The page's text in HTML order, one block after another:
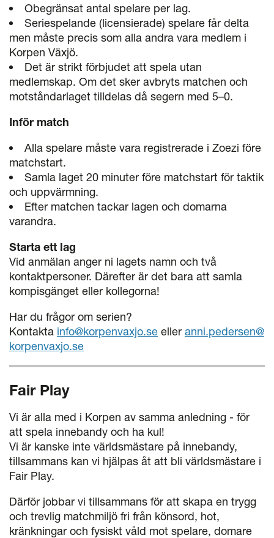
Obegränsat antal spelare per lag.
Seriespelande (licensierade) spelare får delta
men måste precis som alla andra vara medlem i
Korpen Växjö.
Det är strikt förbjudet att spela utan
medlemskap. Om det sker avbryts matchen och
motståndarlaget tilldelas då segern med 5–0.
Inför match
Alla spelare måste vara registrerade i Zoezi före
matchstart.
Samla laget 20 minuter före matchstart för taktik
och uppvärmning.
Efter matchen tackar lagen och domarna
varandra.
Starta ett lag
Vid anmälan anger ni lagets namn och två
kontaktpersoner. Därefter är det bara att samla
kompisgänget eller kollegorna!
Har du frågor om serien?
Kontakta info@korpenvaxjo.se eller anni.pedersen@
korpenvaxjo.se
Fair Play
Vi är alla med i Korpen av samma anledning - för
att spela innebandy och ha kul!
Vi är kanske inte världsmästare på innebandy,
tillsammans kan vi hjälpas åt att bli världsmästare i
Fair Play.
Därför jobbar vi tillsammans för att skapa en trygg
och trevlig matchmiljö fri från könsord, hot,
kränkningar och fysiskt våld mot spelare, domare